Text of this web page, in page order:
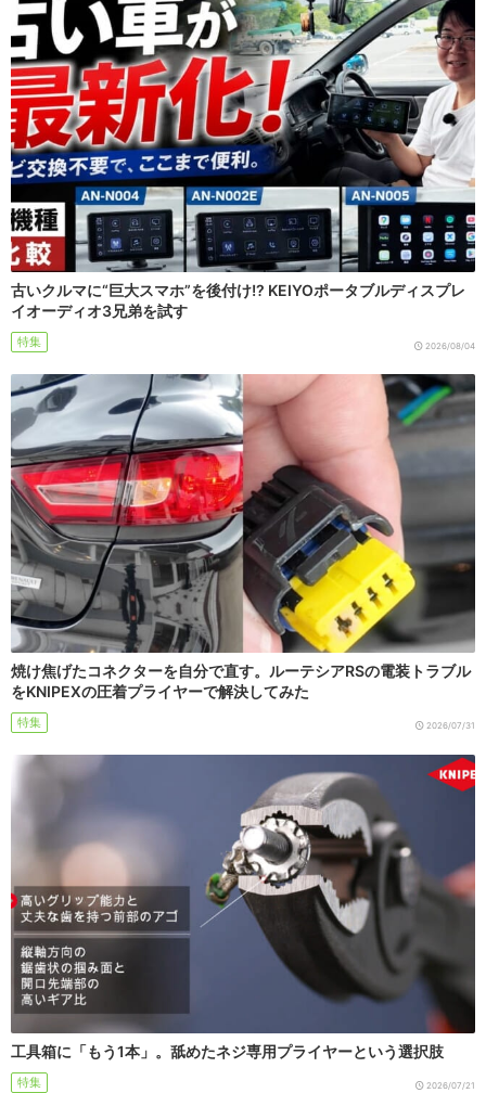
古いクルマに“巨大スマホ”を後付け!? KEIYOポータブルディスプレ
イオーディオ3兄弟を試す
特集 2026/08/04
焼け焦げたコネクターを自分で直す。ルーテシアRSの電装トラブル
をKNIPEXの圧着プライヤーで解決してみた
特集 2026/07/31
工具箱に「もう1本」。舐めたネジ専用プライヤーという選択肢
特集 2026/07/21